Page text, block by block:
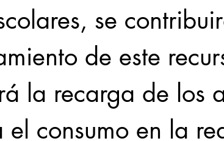
se
de este
la recarga de los
el consumo en la